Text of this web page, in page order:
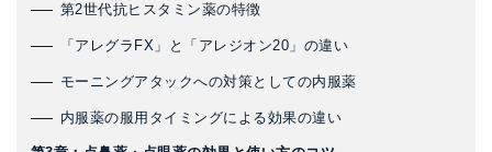
第2世代抗ヒスタミン薬の特徴
「アレグラFX」と「アレジオン20」の違い
モーニングアタックへの対策としての内服薬
内服薬の服用タイミングによる効果の違い